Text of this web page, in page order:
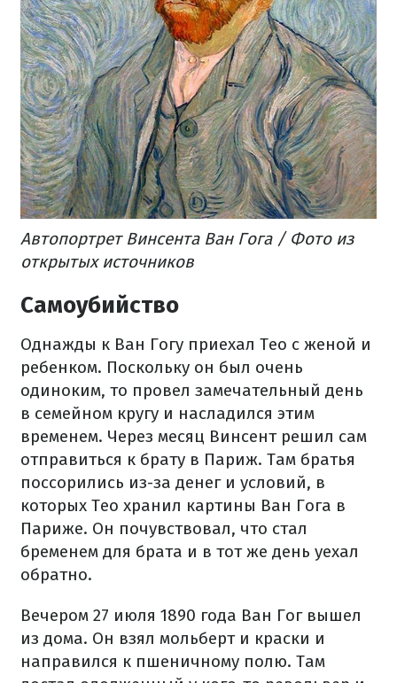
Автопортрет Винсента Ван Гога / Фото из
открытых источников
Самоубийство
Однажды к Ван Гогу приехал Тео с женой и
ребенком. Поскольку он был очень
одиноким, то провел замечательный день
в семейном кругу и насладился этим
временем. Через месяц Винсент решил сам
отправиться к брату в Париж. Там братья
поссорились из-за денег и условий, в
которых Тео хранил картины Ван Гога в
Париже. Он почувствовал, что стал
бременем для брата и в тот же день уехал
обратно.
Вечером 27 июля 1890 года Ван Гог вышел
из дома. Он взял мольберт и краски и
направился к пшеничному полю. Там